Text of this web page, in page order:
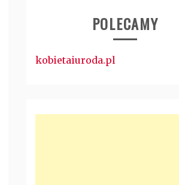
POLECAMY
kobietaiuroda.pl